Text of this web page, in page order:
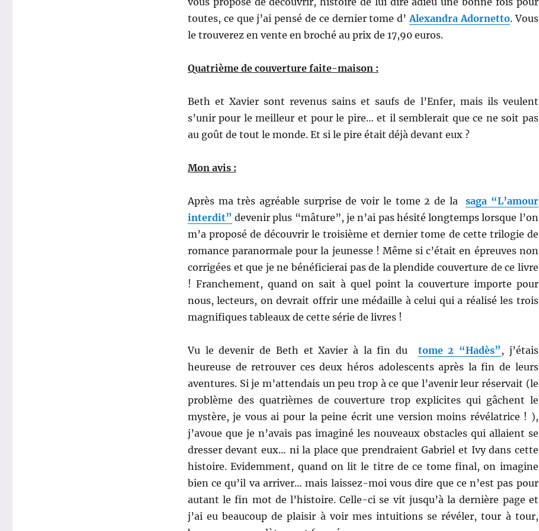
toutes, ce que j’ai pensé de ce dernier tome d’ Alexandra Adornetto. Vous
le trouverez en vente en broché au prix de 17,90 euros.
Quatrième de couverture faite-maison :
Beth et Xavier sont revenus sains et saufs de l’Enfer, mais ils veulent
s’unir pour le meilleur et pour le pire… et il semblerait que ce ne soit pas
au goût de tout le monde. Et si le pire était déjà devant eux ?
Mon avis :
Après ma très agréable surprise de voir le tome 2 de la
saga “L’amour
interdit” devenir plus “mâture”, je n’ai pas hésité longtemps lorsque l’on
m’a proposé de découvrir le troisième et dernier tome de cette trilogie de
romance paranormale pour la jeunesse ! Même si c’était en épreuves non
corrigées et que je ne bénéficierai pas de la plendide couverture de ce livre
! Franchement, quand on sait à quel point la couverture importe pour
nous, lecteurs, on devrait offrir une médaille à celui qui a réalisé les trois
magnifiques tableaux de cette série de livres !
Vu le devenir de Beth et Xavier à la fin du tome 2 “Hadès” , j’étais
heureuse de retrouver ces deux héros adolescents après la fin de leurs
aventures. Si je m’attendais un peu trop à ce que l’avenir leur réservait (le
problème des quatrièmes de couverture trop explicites qui gâchent le
mystère, je vous ai pour la peine écrit une version moins révélatrice ! ),
j’avoue que je n’avais pas imaginé les nouveaux obstacles qui allaient se
dresser devant eux… ni la place que prendraient Gabriel et Ivy dans cette
histoire. Evidemment, quand on lit le titre de ce tome final, on imagine
bien ce qu’il va arriver… mais laissez-moi vous dire que ce n’est pas pour
autant le fin mot de l’histoire. Celle-ci se vit jusqu’à la dernière page et
j’ai eu beaucoup de plaisir à voir mes intuitions se révéler, tour à tour,